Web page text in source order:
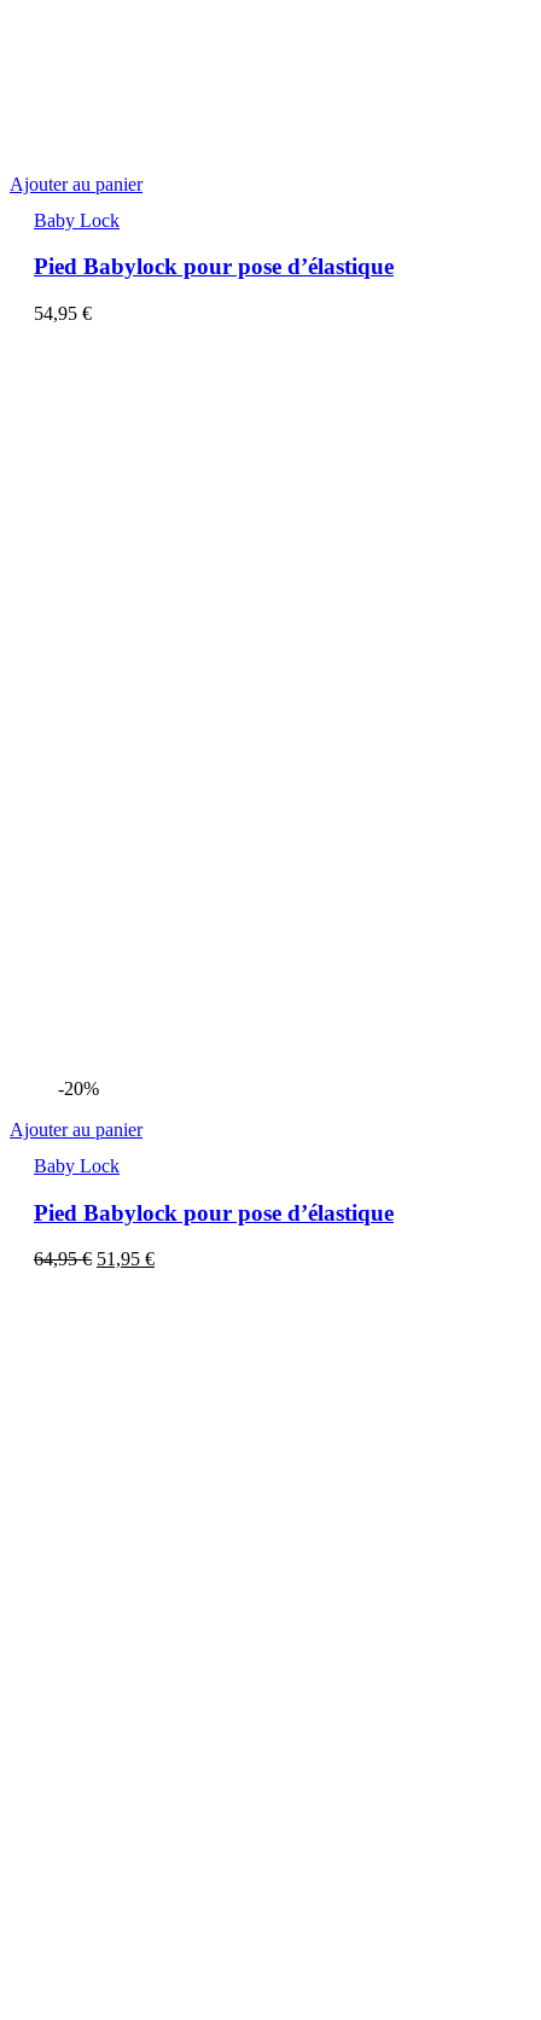
Ajouter au panier
Baby Lock
Pied Babylock pour pose d’élastique
54,95 €
-20%
Ajouter au panier
Baby Lock
Pied Babylock pour pose d’élastique
64,95€ 51,95 €